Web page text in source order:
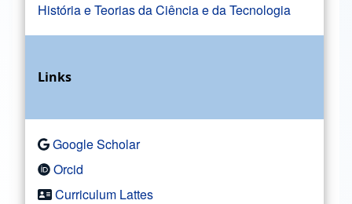
História e Teorias da Ciência e da Tecnologia
Links
Google Scholar
Orcid
Curriculum Lattes